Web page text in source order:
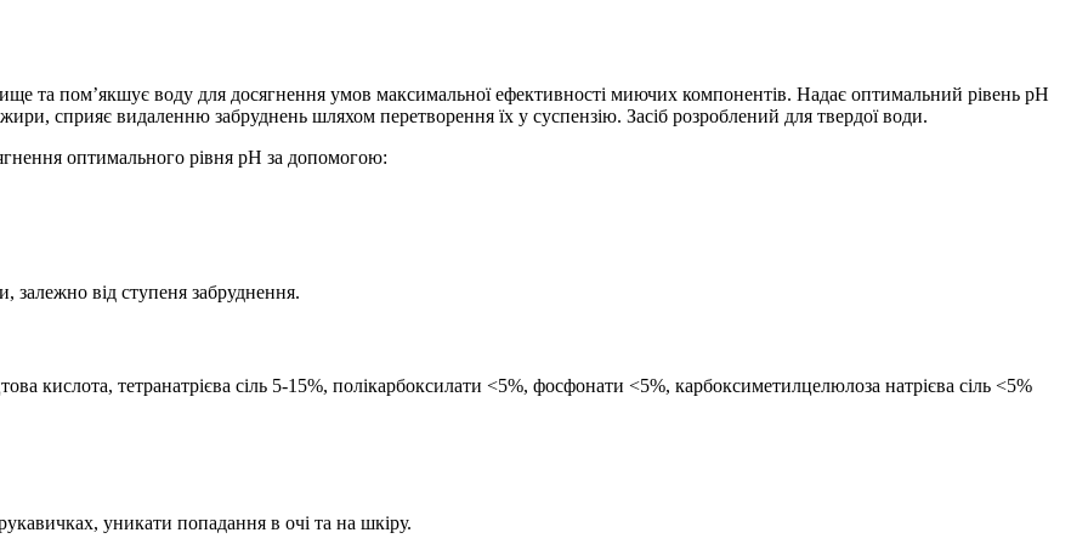
та пом’якшує воду для досягнення умов максимальної ефективності миючих компонентів. Надає оптимальний рівень рН
жири, сприяє видаленню забруднень шляхом перетворення їх у суспензію. Засіб розроблений для твердої води.
оптимального рівня рН за допомогою:
залежно від ступеня забруднення.
кислота, тетранатрієва сіль 5-15%, полікарбоксилати <5%, фосфонати <5%, карбоксиметилцелюлоза натрієва сіль <5%
уникати попадання в очі та на шкіру.